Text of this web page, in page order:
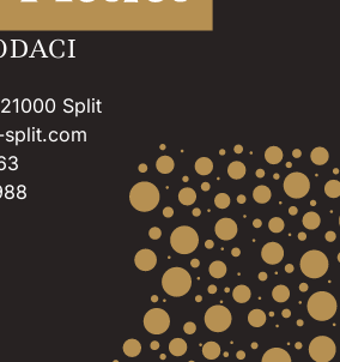
Split
split.com